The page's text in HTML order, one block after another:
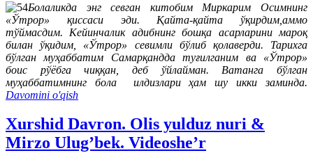
Болаликда энг севган китобим Миркарим Осимнинг
«Ўтрор» қиссаси эди. Қайта-қайта ўқирдим,аммо
тўймасдим. Кейинчалик адибнинг бошқа асарларини мароқ
билан ўқидим, «Ўтрор» севимли бўлиб қолаверди. Тарихга
бўлган муҳаббатим Самарқандда туғилганим ва «Ўтрор»
боис рўёбга чиққан, деб ўйлайман. Ватанга бўлган
муҳаббатимнинг бола илдизлари ҳам шу икки заминда.
Davomini o'qish
Xurshid Davron. Olis yulduz nuri &
Mirzo Ulug’bek. Videoshe’r